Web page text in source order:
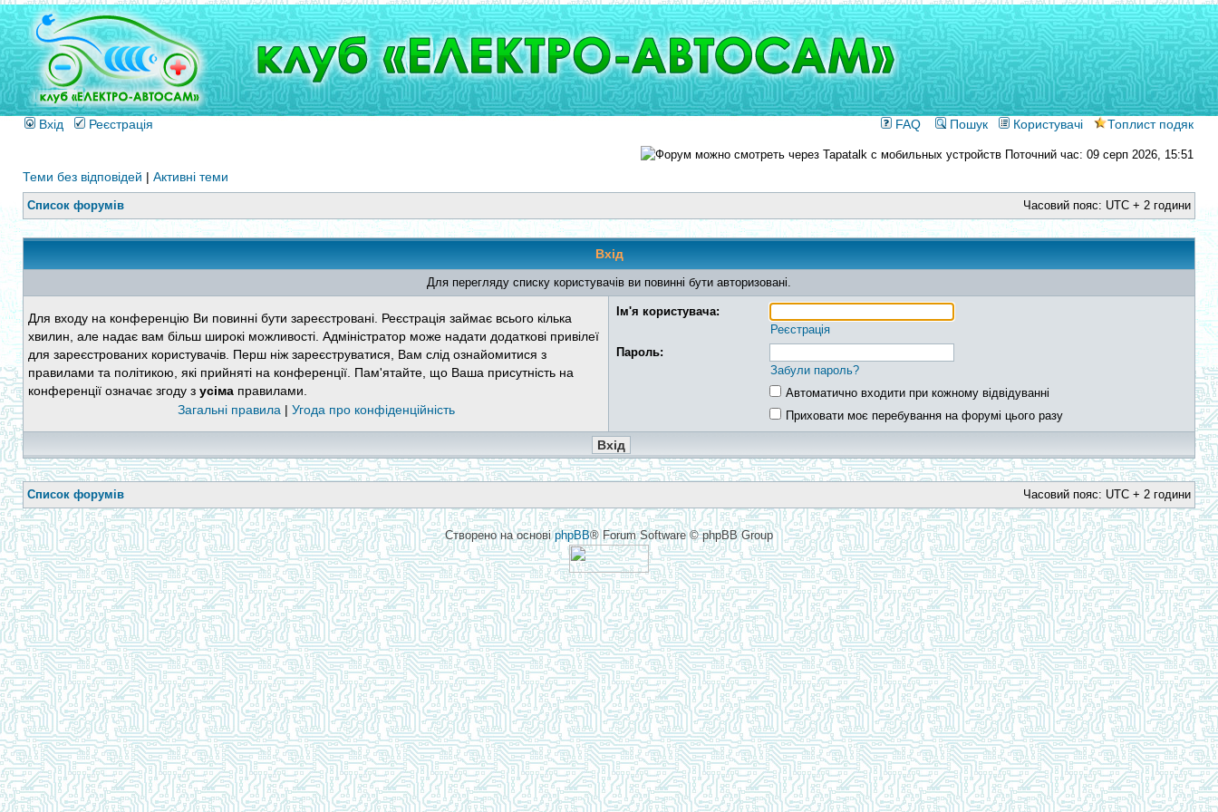
Вхід Реєстрація FAQ Пошук Користувачі Топлист подяк
Поточний час: 09 серп 2026, 15:51
Теми без відповідей | Активні теми
Список форумів Часовий пояс: UTC + 2 години
Вхід
Для перегляду списку користувачів ви повинні бути авторизовані.
Для входу на конференцію Ви повинні бути зареєстровані. Реєстрація займає всього кілька
хвилин, але надає вам більш широкі можливості. Адміністратор може надати додаткові привілеї
для зареєстрованих користувачів. Перш ніж зареєструватися, Вам слід ознайомитися з
правилами та політикою, які прийняті на конференції. Пам'ятайте, що Ваша присутність на
конференції означає згоду з усіма правилами.
Загальні правила | Угода про конфіденційність
Ім'я користувача:
Реєстрація
Пароль:
Забули пароль?
Автоматично входити при кожному відвідуванні
Приховати моє перебування на форумі цього разу
Список форумів Часовий пояс: UTC + 2 години
Створено на основіphpBB® Forum Software © phpBB Group